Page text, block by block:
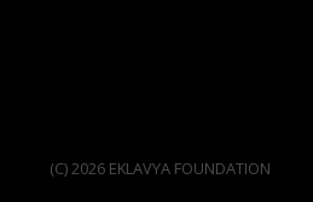
(C) 2026 EKLAVYA FOUNDATION